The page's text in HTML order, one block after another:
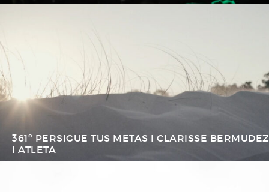
361º PERSIGUE TUS METAS I CLARISSE BERMUDEZ
I ATLETA